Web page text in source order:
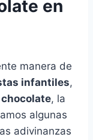
en
manera de
infantiles,
, la
algunas
adivinanzas